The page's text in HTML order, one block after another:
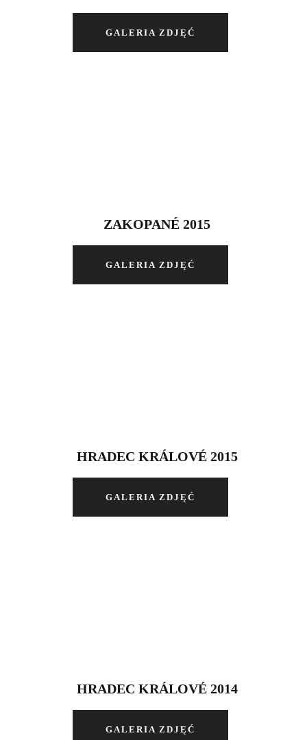
GALERIA ZDJĘĆ
ZAKOPANÉ 2015
GALERIA ZDJĘĆ
HRADEC KRÁLOVÉ 2015
GALERIA ZDJĘĆ
HRADEC KRÁLOVÉ 2014
GALERIA ZDJĘĆ